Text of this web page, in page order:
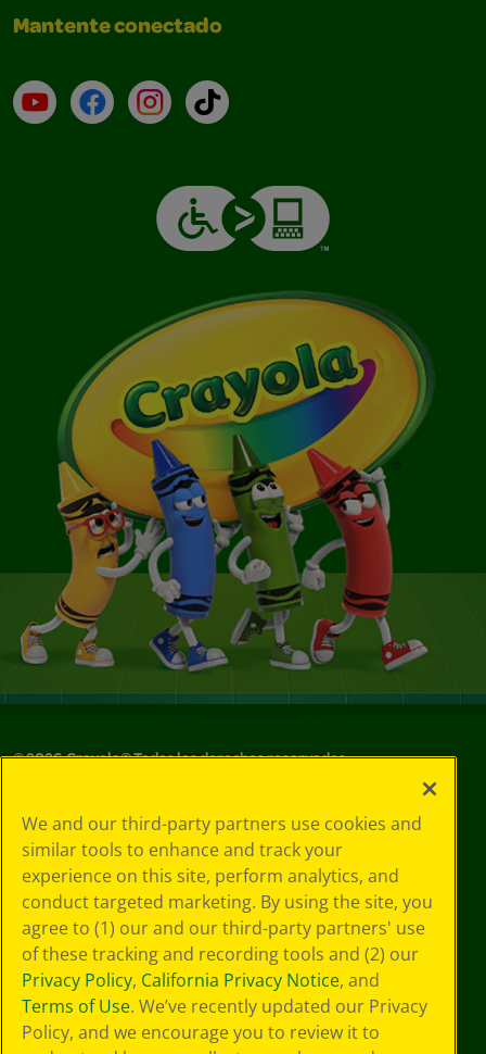
Mantente conectado
YouTube (en inglés)
Facebook (en inglés)
Instagram (en inglés)
TikTok
©2026Crayola® Todos los derechos reservados.
de privacidad
Política de
privacidad
Términos de SMS
GDPR
Aviso de
privacidad de CA
Cookie
Preferences
Condiciones de
We and our third-party partners use cookies and
similar tools to enhance and track your
experience on this site, perform analytics, and
conduct targeted marketing. By using the site, you
agree to (1) our and our third-party partners' use
of these tracking and recording tools and (2) our
Privacy Policy, California Privacy Notice, and
Terms of Use. We’ve recently updated our Privacy
Policy, and we encourage you to review it to